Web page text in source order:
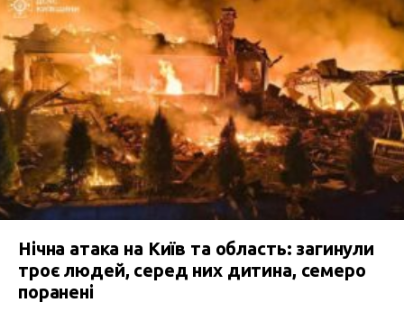
Нічна атака на Київ та область: загинули
троє людей, серед них дитина, семеро
поранені